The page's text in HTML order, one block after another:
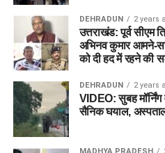
DEHRADUN 2 years
उत्तराखंड: पूर्व सीएम
अभिनव कुमार आमने-
को दी हद में रहने की
DEHRADUN 2 years
VIDEO: सुबह मॉर्निंग
सैनिक घयाल, अस्पताल
MADHYA PRADESH